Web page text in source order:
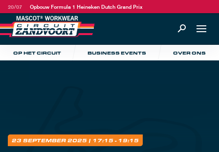
20/07 Opbouw Formula 1 Heineken Dutch Grand Prix
OP HET CIRCUIT BUSINESS EVENTS OVER ONS
23 SEPTEMBER 2025 | 17:15 - 19:15